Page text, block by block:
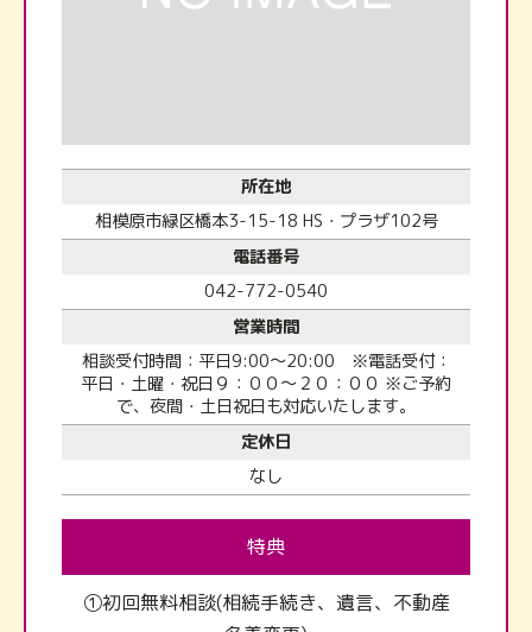
所在地
相模原市緑区橋本3-15-18 HS・プラザ102号
電話番号
042-772-0540
営業時間
相談受付時間：平日9:00～20:00 ※電話受付：
平日・土曜・祝日９：００～２０：００ ※ご予約
で、夜間・土日祝日も対応いたします。
定休日
なし
特典
①初回無料相談(相続手続き、遺言、不動産